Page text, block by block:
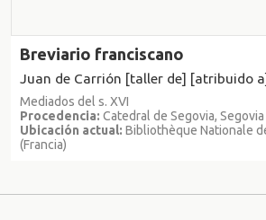
Breviario franciscano
Juan de Carrión [taller de] [atribuido a]
Mediados del s. XVI
Procedencia: Catedral de Segovia, Segovia
Ubicación actual: Bibliothèque Nationale
(Francia)